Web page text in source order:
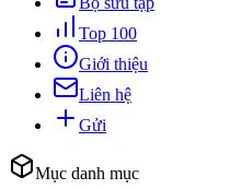
Top 100
Giới thiệu
Liên hệ
Gửi
Mục danh mục